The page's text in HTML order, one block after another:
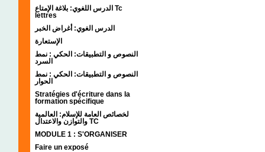
الدرس اللغوي: بلاغة الإمتاع Tc
lettres
الدرس الغوي: أغراض الخبر
الإستعارة
النصوص و التطبيقات: الحكي : نمط
السرد
النصوص و التطبيقات: الحكي : نمط
الحوار
Stratégies d'écriture dans la
formation spécifique
لخصائص العامة للإسلام: العالمية
والتوازن والاعتدال TC
MODULE 1 : S'ORGANISER
Faire un exposé